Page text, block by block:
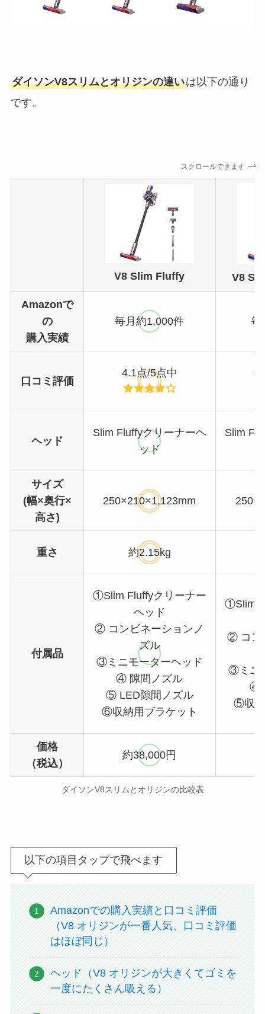
ダイソンV8スリムとオリジンの違いは以下の通り
です。
スクロールできます
V8 Slim Fluffy V8
Amazonで
の
購入実績
毎月約1,000件 毎
口コミ評価
4.1点/5点中
ヘッド
Slim Fluffyクリーナーヘ
ッド
Slim
サイズ
(幅×奥行×
高さ)
250×210×1,123mm
重さ 約2.15kg
付属品
①Slim Fluffyクリーナー
ヘッド
② コンビネーションノ
ズル
③ミニモーターヘッド
④ 隙間ノズル
⑤ LED隙間ノズル
⑥収納用ブラケット
①Slim
② コン
③ミニ
④
⑤収
価格
（税込）
約38,000円
ダイソンV8スリムとオリジンの比較表
以下の項目タップで飛べます
Amazonでの購入実績と口コミ評価
（V8 オリジンが一番人気、口コミ評価
はほぼ同じ）
ヘッド（V8 オリジンが大きくてゴミを
一度にたくさん吸える）